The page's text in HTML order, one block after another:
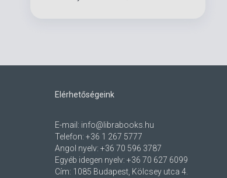
Elérhetőségeink
E-mail: info@librabooks.hu
Telefon: +36 1 267 5777
Angol nyelv: +36 70 596 3787
Egyéb idegen nyelv: +36 70 627 6099
Cím: 1085 Budapest, Kölcsey utca 4.